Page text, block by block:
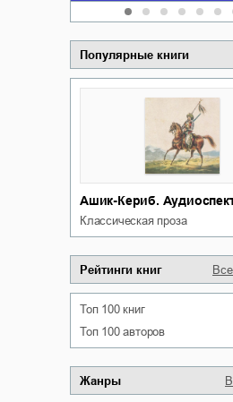
Популярные книги
Ашик-Кериб.
классическая проза
Рейтинги книг
Топ 100 книг
Топ 100 авторов
Жанры